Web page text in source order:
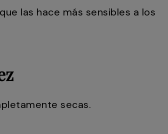
las hace más sensibles a los
secas.